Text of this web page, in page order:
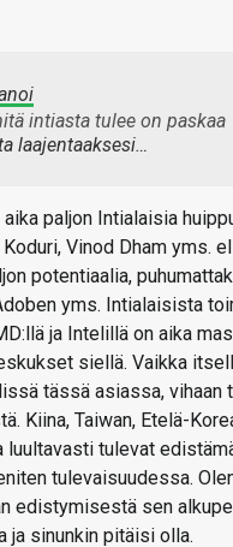
intiasta tulee on paskaa
laajentaaksesi…
aika paljon Intialaisia
Koduri, Vinod Dham yms.
potentiaalia,
yms. Intialaisista
ja Intelillä on aika
siellä. Vaikka
tässä asiassa, vihaan
Kiina, Taiwan, Etelä-
luultavasti tulevat
tulevaisuudessa.
edistymisestä sen
ja sinunkin pitäisi olla.